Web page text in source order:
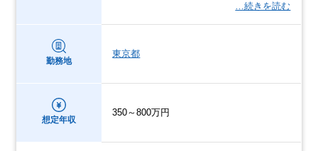
…続きを読む
勤務地
東京都
想定年収
350～800万円